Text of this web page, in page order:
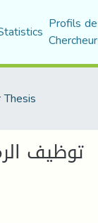
Profils
توظيف